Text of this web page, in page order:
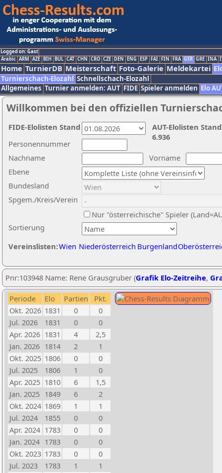
Logged on: Gast
Arabic ARM AZE BIH BUL CAT CHN CRO CZE DEN ENG ESP FAI FIN FRA GER GRE INA
Home TurnierDB Meisterschaft Foto-Galerie Meldekartei
Turnierschach-Elozahl Schnellschach-Elozahl
Allgemeines Turnier anmelden: AUT FIDE Spieler anmelden Elo
Willkommen bei den offiziellen
Nachname
Vorname
Ebene
Sortierung
Personennummer
Bundesland
Spgem./Kreis/Verein
Nur "österreichische" Spieler
Vereinslisten:Wien Niederösterreich Burgenland
AUT-Elolisten
6.936
FIDE-Elolisten Stand
Pnr:103948 Name: Rene Grausgruber (Grafik Elo-Zeitreihe,
Periode Elo Partien
Pkt.
Okt. 2026 1831 0
0
Jul. 2026
1831 0
0
Apr. 2026 1831 4
2,5
Jan. 2026 1814 2
1
Okt. 2025 1806 0
0
Jul. 2025
1806 1
0
Apr. 2025 1810 6
1,5
Jan. 2025 1849 6
2
Okt. 2024 1869 1
1
Jul. 2024
1855 0
0
Apr. 2024 1783 0
0
Jan. 2024 1783 0
0
Okt. 2023 1783 0
0
Jul. 2023
1783 1
1